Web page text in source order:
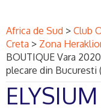
Africa de Sud > Club
Creta > Zona
BOUTIQUE Vara
plecare din Bucuresti